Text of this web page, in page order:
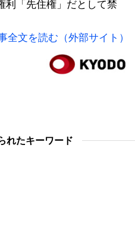
利「先住権」だとして禁
全文を読む（外部サイト）
れたキーワード